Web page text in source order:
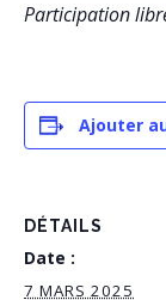
Participation
Ajouter
DÉTAILS
Date :
7 MARS 2025